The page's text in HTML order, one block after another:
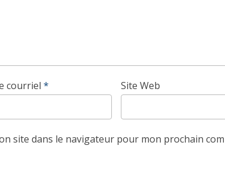
courriel * Site Web
site dans le navigateur pour mon prochain